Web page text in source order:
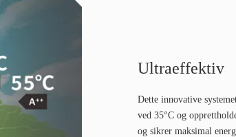
Ultraeffektiv
Dette innovative
ved 35°C og
og sikrer maksimal